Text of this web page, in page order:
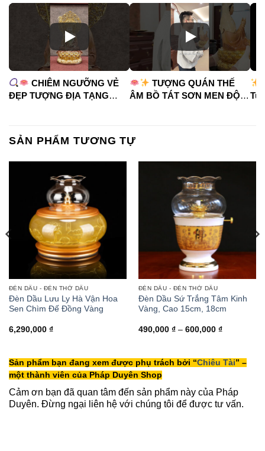
CHIÊM NGƯỠNG VẺ
ĐẸP TƯỢNG ĐỊA TẠNG
#tuongphat
#diatangvuongbotat
TƯỢNG QUÁN THẾ
ÂM BỒ TÁT SƠN MEN ĐỘ
SẢN PHẨM TƯƠNG TỰ
ĐÈN DẦU - ĐÈN THỜ DẦU
Đèn Dầu Lưu Ly Hà Vận Hoa
Sen Chìm Đế Đồng Vàng
6,290,000 ₫
ĐÈN DẦU - ĐÈN THỜ DẦU
Đèn Dầu Sứ Trắng Tâm Kinh
Vàng, Cao 15cm, 18cm
490,000 ₫ – 600,000 ₫Khoảng
đến
600,000 ₫
Sản phẩm bạn đang xem được phụ trách bởi “Chiêu Tài” –
một thành viên của Pháp Duyên Shop
Cảm ơn bạn đã quan tâm đến sản phẩm này của Pháp
Duyên. Đừng ngại liên hệ với chúng tôi để được tư vấn.